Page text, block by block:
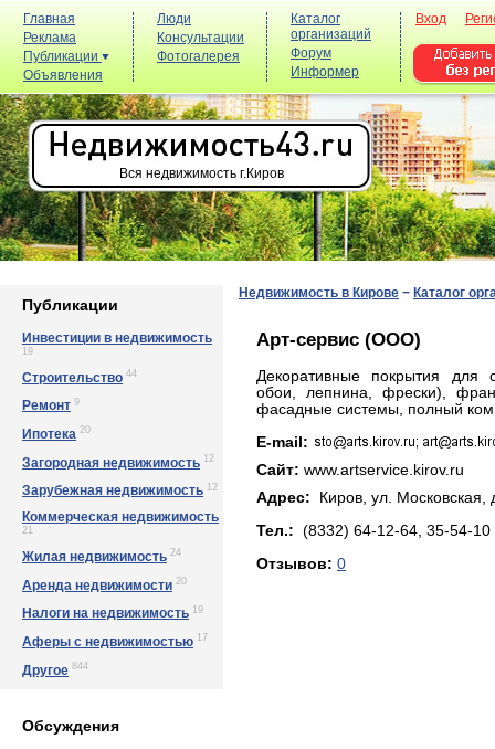
Главная
Реклама
Публикации
Объявления
Люди
Консультации
Фотогалерея
Каталог
организаций
Форум
Информер
Вход
Вся недвижимость г.Киров
Публикации
Инвестиции в недвижимость
19
Строительство 44
Ремонт 9
Ипотека 20
Загородная недвижимость 12
Зарубежная недвижимость 12
Коммерческая недвижимость
21
Жилая недвижимость 24
Аренда недвижимости 20
Налоги на недвижимость 19
Аферы с недвижимостью 17
Другое 844
Обсуждения
Недвижимость в Кирове − Каталог
Арт-сервис (ООО)
Декоративные покрытия для
обои, лепнина, фрески),
фасадные системы, полный
E-mail:
Сайт: www.artservice.kirov.ru
Адрес: Киров, yл. Мocкoвcкaя,
Тел.: (8332) 64-12-64, 35-54-10
Отзывов: 0